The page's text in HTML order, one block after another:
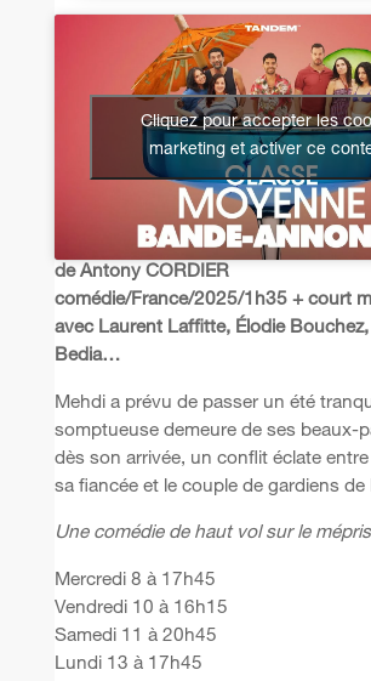
Cliquez pour accepter les
marketing et activer ce
de Antony CORDIER
comédie/France/2025/1h35 + court
avec Laurent Laffitte, Élodie
Bedia…
Mehdi a prévu de passer un été
somptueuse demeure de ses beaux-
dès son arrivée, un conflit éclate entre
sa fiancée et le couple de gardiens de
Une comédie de haut vol sur le
Mercredi 8 à 17h45
Vendredi 10 à 16h15
Samedi 11 à 20h45
Lundi 13 à 17h45